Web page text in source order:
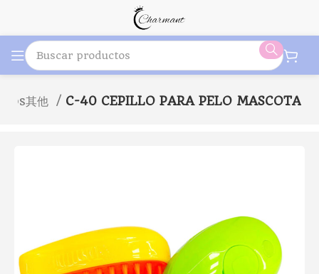
其他 C-40 CEPILLO PARA PELO MASCOTA